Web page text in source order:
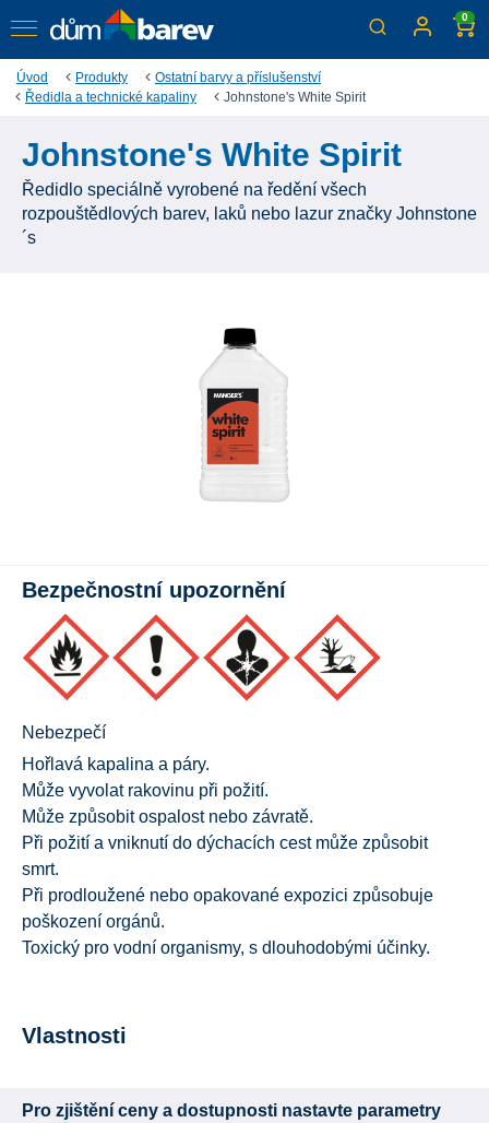
0
Úvod Produkty
Ostatní barvy a příslušenství
Ředidla a technické kapaliny
Johnstone's White Spirit
Johnstone's White Spirit
Ředidlo speciálně vyrobené na ředění všech
rozpouštědlových barev, laků nebo lazur značky Johnstone
´s
Bezpečnostní upozornění
Nebezpečí
Hořlavá kapalina a páry.
Může vyvolat rakovinu při požití.
Může způsobit ospalost nebo závratě.
Při požití a vniknutí do dýchacích cest může způsobit
smrt.
Při prodloužené nebo opakované expozici způsobuje
poškození orgánů.
Toxický pro vodní organismy, s dlouhodobými účinky.
Vlastnosti
Pro zjištění ceny a dostupnosti nastavte parametry